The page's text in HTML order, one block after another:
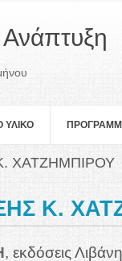
ΥΛΙΚΟ
ΧΑΤΖΗΜΠΙΡΟΥ
Κ.
, εκδόσεις